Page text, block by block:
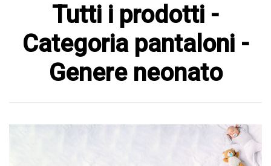
Tutti i prodotti -
Categoria pantaloni -
Genere neonato